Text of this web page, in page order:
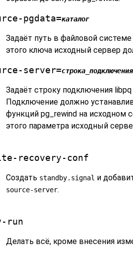
pgdata=каталог
Задаёт путь в файловой
этого ключа исходный сервер
server=строка_подключения
Задаёт строку подключения
Подключение должно
функций pg_rewind на исходном
этого параметра исходный
recovery-conf
Создать standby.signal и
source-server.
run
Делать всё, кроме внесения